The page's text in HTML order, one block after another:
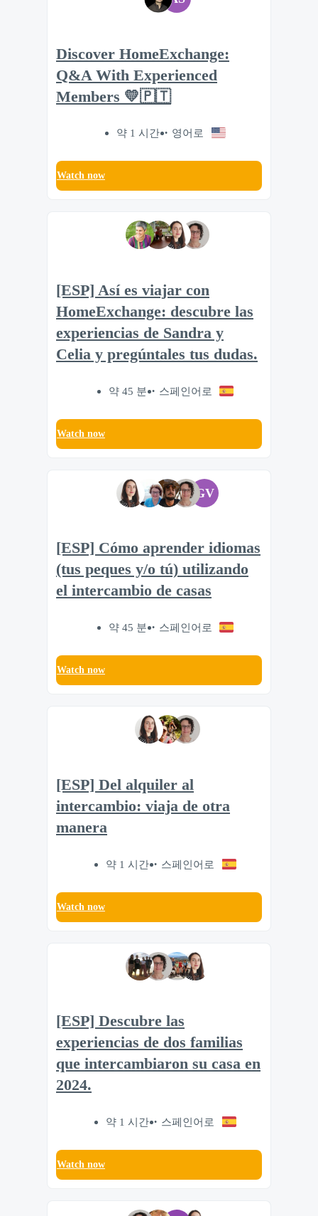
Discover HomeExchange:
Q&A With Experienced
Members 💛🇵🇹
약 1 시간 영어로
Watch now
[ESP] Así es viajar con
HomeExchange: descubre las
experiencias de Sandra y
Celia y pregúntales tus dudas.
약 45 분 스페인어로
Watch now
GV
[ESP] Cómo aprender idiomas
(tus peques y/o tú) utilizando
el intercambio de casas
약 45 분 스페인어로
Watch now
[ESP] Del alquiler al
intercambio: viaja de otra
manera
약 1 시간 스페인어로
Watch now
[ESP] Descubre las
experiencias de dos familias
que intercambiaron su casa en
2024.
약 1 시간 스페인어로
Watch now